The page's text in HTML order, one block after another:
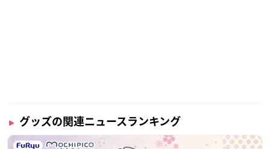
グッズの関連ニュースランキング